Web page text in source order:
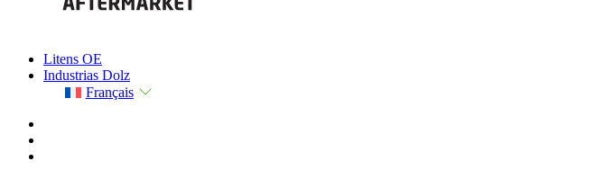
Litens OE
Industrias Dolz
Français